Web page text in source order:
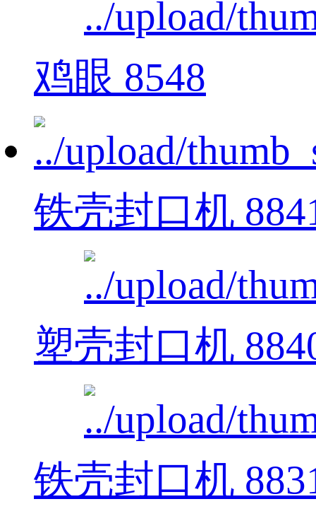
鸡眼 8548
铁壳封口机
塑壳封口机
铁壳封口机